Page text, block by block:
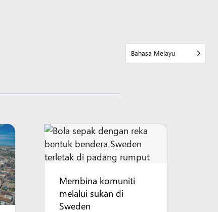
Bahasa Melayu
Membina komuniti
melalui sukan di
Sweden